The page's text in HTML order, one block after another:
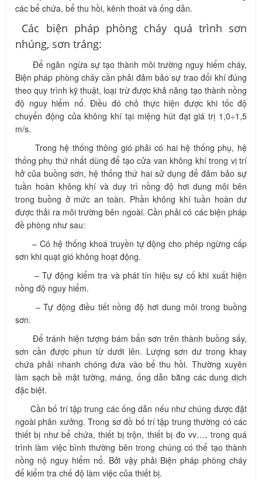
các bể chứa, bể thu hồi, kênh thoát và ống dẫn.
Các biện pháp phòng cháy quá trình sơn
nhúng, sơn tráng:
Để ngăn ngừa sự tạo thành môi trường nguy hiểm cháy,
Biện pháp phòng cháy cần phải đảm bảo sự trao đổi khí đúng
theo quy trình kỹ thuật, loại trừ được khả năng tạo thành nồng
độ nguy hiểm nổ. Điều đó chỏ thực hiện được khi tốc độ
chuyển động của không khí tại miệng hút đạt giá trị 1,0÷1,5
m/s.
Trong hệ thống thông gió phải có hai hệ thống phụ, hệ
thống phụ thứ nhất dùng để tạo cửa van không khí trong vị trí
hở của buồng sơn, hệ thống thứ hai sử dụng để đảm bảo sự
tuần hoàn không khí và duy trì nồng độ hơi dung môi bên
trong buồng ở mức an toàn. Phần không khí tuần hoàn dư
được thải ra môi trường bên ngoài. Cần phải có các biện pháp
đề phòng như sau:
– Có hệ thống khoá truyền tự động cho phép ngừng cấp
sơn khi quạt gió không hoạt động.
– Tự động kiểm tra và phát tín hiệu sự cố khi xuất hiện
nồng độ nguy hiểm.
– Tự động điều tiết nồng độ hơi dung môi trong buồng
sơn.
Để tránh hiện tượng bám bẩn sơn trên thành buồng sấy,
sơn cần được phun từ dưới lên. Lượng sơn dư trong khay
chứa phải nhanh chóng đưa vào bể thu hồi. Thường xuyên
làm sạch bề mặt tường, máng, ống dẫn bằng các dung dịch
đặc biệt.
Cần bố trí tập trung các ống dẫn nếu như chúng được đặt
ngoài phân xưởng. Trong sơ đồ bố trí tập trung thường có các
thiết bị như bể chứa, thiết bị trộn, thiết bị đo vv…, trong quá
trình làm việc bình thường bên trong chúng có thể tạo thành
nồng nộ nguy hiểm nổ. Bởi vậy phải Biện pháp phòng cháy
để kiểm tra chế độ làm việc của thiết bị.